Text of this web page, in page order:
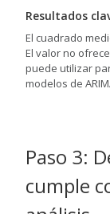
Resultados
El cuadrado
El valor no
puede utilizar
modelos de
Paso 3:
cumple